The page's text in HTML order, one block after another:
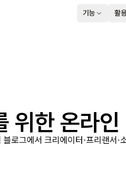
기능 활
위한 온라
로그에서 크리에이터·프리랜서·